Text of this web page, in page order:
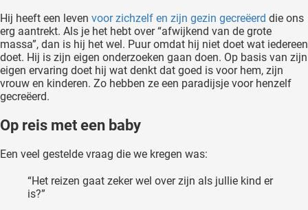
Hij heeft een leven voor zichzelf en zijn gezin gecreëerd die ons
erg aantrekt. Als je het hebt over “afwijkend van de grote
massa”, dan is hij het wel. Puur omdat hij niet doet wat iedereen
doet. Hij is zijn eigen onderzoeken gaan doen. Op basis van zijn
eigen ervaring doet hij wat denkt dat goed is voor hem, zijn
vrouw en kinderen. Zo hebben ze een paradijsje voor henzelf
gecreëerd.
Op reis met een baby
Een veel gestelde vraag die we kregen was:
“Het reizen gaat zeker wel over zijn als jullie kind er
is?”